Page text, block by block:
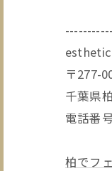
esthetic
〒277-
千葉県
電話番
柏でフ